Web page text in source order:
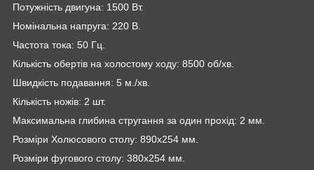
Потужність двигуна: 1500 Вт.
Номінальна напруга: 220 В.
Частота тока: 50 Гц.
Кількість обертів на холостому ходу: 8500 об/хв.
Швидкість подавання: 5 м./хв.
Кількість ножів: 2 шт.
Максимальна глибина стругання за один прохід: 2 мм.
Розміри Холюсового столу: 890х254 мм.
Розміри фугового столу: 380х254 мм.